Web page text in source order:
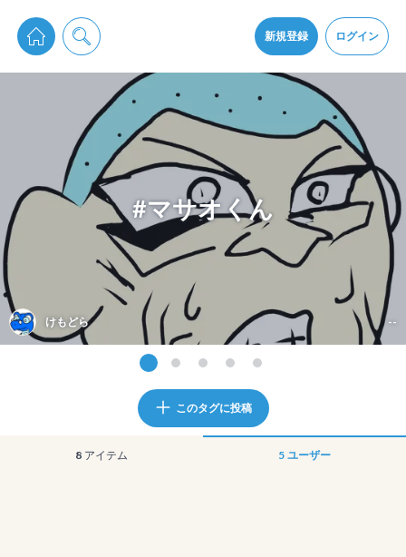
新規登録 ログイン
pixiv Sketchは2024年5月28日付で プライパシーポリシーを改定しました。
通知を受け取るにはここをクリックします
pixiv Sketchアプリでさらに快適に！
アプリをインストール
#マサオくん
けもどら --
このタグに投稿
8 アイテム 5 ユーザー